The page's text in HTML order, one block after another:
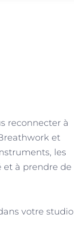
reconnecter à
et
les
et à prendre de
votre studio